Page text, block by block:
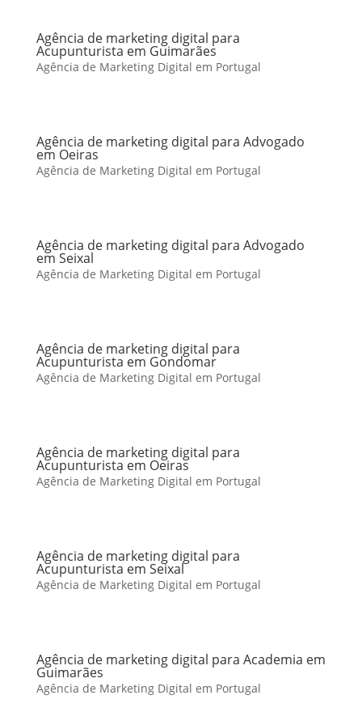
Agência de marketing digital para
Acupunturista em Guimarães
Agência de Marketing Digital em Portugal
Agência de marketing digital para Advogado
em Oeiras
Agência de Marketing Digital em Portugal
Agência de marketing digital para Advogado
em Seixal
Agência de Marketing Digital em Portugal
Agência de marketing digital para
Acupunturista em Gondomar
Agência de Marketing Digital em Portugal
Agência de marketing digital para
Acupunturista em Oeiras
Agência de Marketing Digital em Portugal
Agência de marketing digital para
Acupunturista em Seixal
Agência de Marketing Digital em Portugal
Agência de marketing digital para Academia em
Guimarães
Agência de Marketing Digital em Portugal